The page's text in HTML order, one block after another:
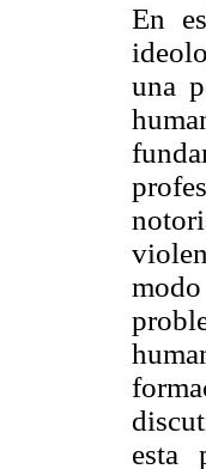
En
una
esta